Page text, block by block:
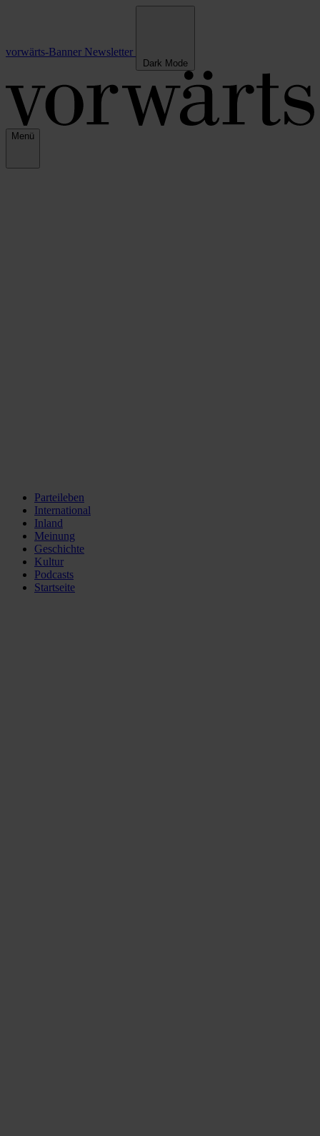
vorwärts-Banner Newsletter
Dark Mode
Menü
Parteileben
International
Inland
Meinung
Geschichte
Kultur
Podcasts
Startseite